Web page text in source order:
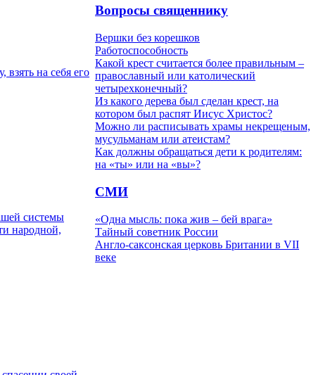
на себя его
системы
народной,
Вопросы священнику
Вершки без корешков
Работоспособность
Какой крест считается более правильным –
православный или католический
четырехконечный?
Из какого дерева был сделан крест, на
котором был распят Иисус Христос?
Можно ли расписывать храмы некрещеным,
мусульманам или атеистам?
Как должны обращаться дети к родителям:
на «ты» или на «вы»?
СМИ
«Одна мысль: пока жив – бей врага»
Тайный советник России
Англо-саксонская церковь Британии в VII
веке